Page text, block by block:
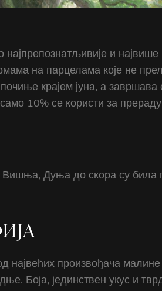
најпрепознатљивије и
на парцелама које не
крајем јуна, а
10% се користи за
Дуња до скора су била
највећих произвођача
Боја, јединствен укус и